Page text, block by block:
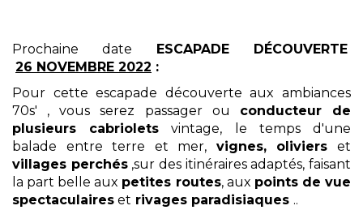
Prochaine date ESCAPADE DÉCOUVERTE
26 NOVEMBRE 2022 :
Pour cette escapade découverte aux ambiances
70s' , vous serez passager ou conducteur de
plusieurs cabriolets vintage, le temps d'une
balade entre terre et mer, vignes, oliviers et
villages perchés,sur des itinéraires adaptés, faisant
la part belle aux petites routes, aux points de vue
spectaculaires et rivages paradisiaques ..